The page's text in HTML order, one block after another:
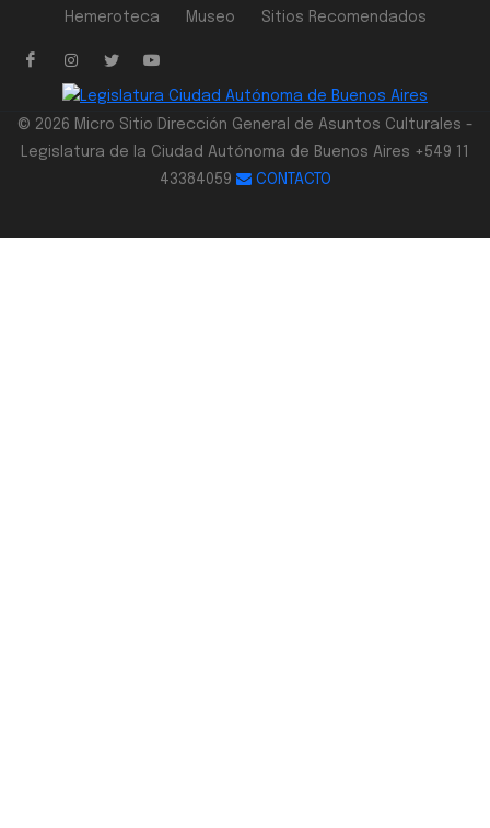
Hemeroteca
Museo Sitios Recomendados
© 2026 Micro Sitio Dirección General de Asuntos Culturales -
Legislatura de la Ciudad Autónoma de Buenos Aires +549 11
43384059
CONTACTO